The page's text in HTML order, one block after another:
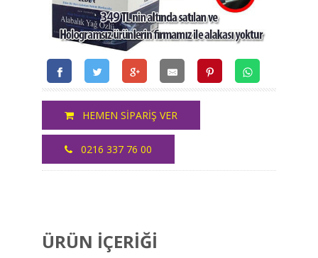
HEMEN SİPARİŞ VER
0216 337 76 00
ÜRÜN İÇERİĞİ